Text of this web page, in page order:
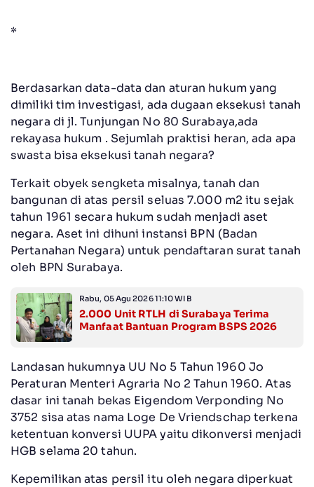
*
Berdasarkan data-data dan aturan hukum yang
dimiliki tim investigasi, ada dugaan eksekusi tanah
negara di jl. Tunjungan No 80 Surabaya,ada
rekayasa hukum . Sejumlah praktisi heran, ada apa
swasta bisa eksekusi tanah negara?
Terkait obyek sengketa misalnya, tanah dan
bangunan di atas persil seluas 7.000 m2 itu sejak
tahun 1961 secara hukum sudah menjadi aset
negara. Aset ini dihuni instansi BPN (Badan
Pertanahan Negara) untuk pendaftaran surat tanah
oleh BPN Surabaya.
Rabu, 05 Agu 2026 11:10 WIB
2.000 Unit RTLH di Surabaya Terima
Manfaat Bantuan Program BSPS 2026
Landasan hukumnya UU No 5 Tahun 1960 Jo
Peraturan Menteri Agraria No 2 Tahun 1960. Atas
dasar ini tanah bekas Eigendom Verponding No
3752 sisa atas nama Loge De Vriendschap terkena
ketentuan konversi UUPA yaitu dikonversi menjadi
HGB selama 20 tahun.
Kepemilikan atas persil itu oleh negara diperkuat